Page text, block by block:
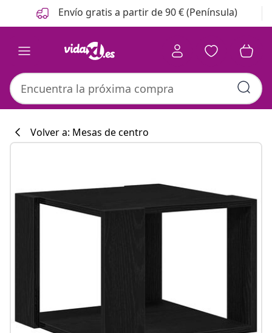
Anterior
Siguiente Envío gratis a partir de 90 € (Península)
Volver a: Mesas de centro